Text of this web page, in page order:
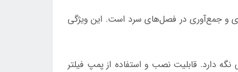
است و به راحتی قابل جداسازی و جمع‌آوری در فصل‌های سرد است. این ویژگی
دارد. قابلیت نصب و استفاده از پمپ فیلتر